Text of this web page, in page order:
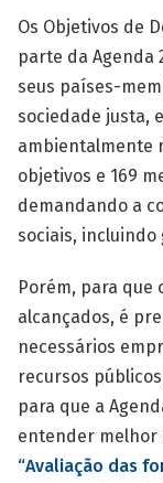
Os Objetivos de
parte da Agenda
seus países-
sociedade justa,
ambientalmente
objetivos e 169
demandando a
sociais, incluindo
Porém, para que
alcançados, é
necessários
recursos
para que a
entender melhor
“Avaliação das